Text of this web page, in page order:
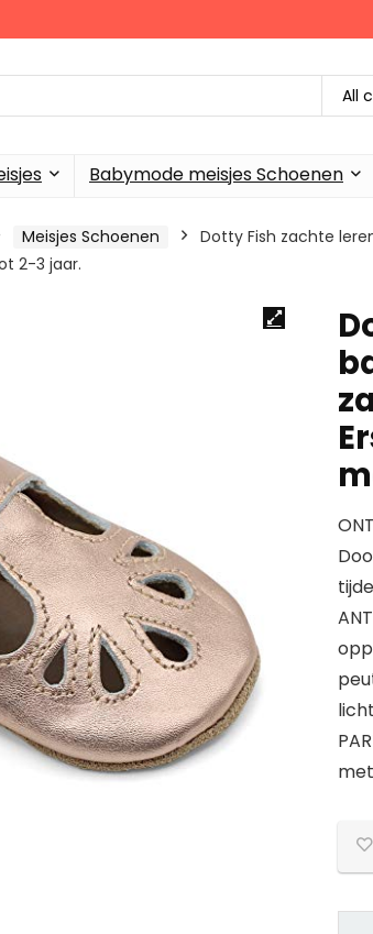
All
Babymode meisjes Schoenen
Meisjes Schoenen
Dotty Fish zachte
2-3 jaar.